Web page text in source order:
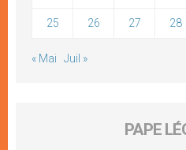
25 26 27 28
« Mai Juil »
PAPE